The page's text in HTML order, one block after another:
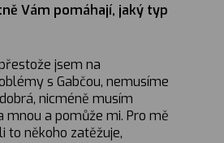
Vám pomáhají, jaký typ
jsem na
s Gabčou, nemusíme
nicméně musím
a pomůže mi. Pro mě
to někoho zatěžuje,